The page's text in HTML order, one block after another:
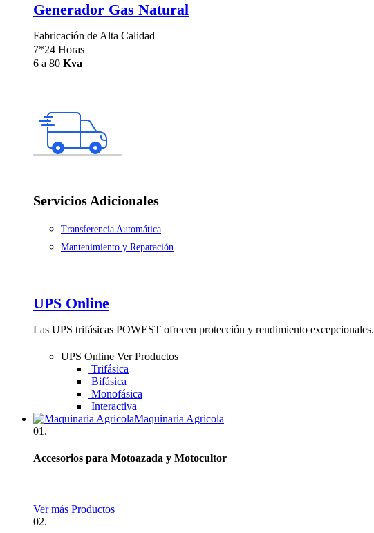
Generador Gas Natural
Fabricación de Alta Calidad
7*24 Horas
6 a 80 Kva
Servicios Adicionales
Transferencia Automática
Mantenimiento y Reparación
UPS Online
Las UPS trifásicas POWEST ofrecen protección y rendimiento excepcionales.
UPS Online Ver Productos
Trifásica
Bifásica
Monofásica
Interactiva
Maquinaria Agricola
01.
Accesorios para Motoazada y Motocultor
Ver más Productos
02.